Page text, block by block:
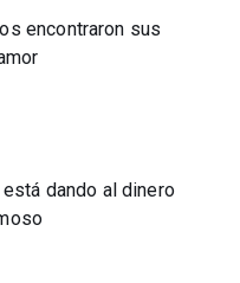
encontraron sus
dando al dinero